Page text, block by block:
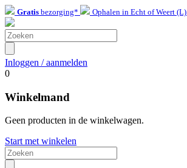
Gratis bezorging* Ophalen in Echt of Weert (L)
Inloggen / aanmelden
0
Winkelmand
Geen producten in de winkelwagen.
Start met winkelen